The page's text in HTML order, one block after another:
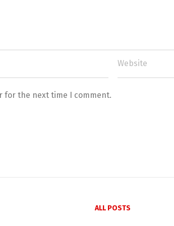
for the next time I comment.
ALL POSTS